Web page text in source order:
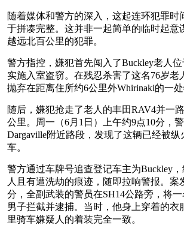
随着媒体和警方的深入，这起连环犯罪时
于拼凑完整。这并非一起简单的临时起意
越远北百公里的犯罪。
警方指控，嫌犯首先闯入了Buckley老人位
实施入室盗窃。在残忍杀害了这名76岁老
抛弃在距离住所约6公里外Whirinaki的一处
随后，嫌犯抢走了老人的丰田RAV4并一
公里。周一（6月1日）上午约9点10分，
Dargaville附近路段，发现了这辆已经被
车。
警方通过车牌号追查登记车主为Buckley
人且有遭洗劫的痕迹，随即拉响警报。案
分，全副武装的警员在SH14公路旁，将
男子拦截并逮捕。当时，他身上穿着的衣
里骑车嫌疑人的着装完全一致。